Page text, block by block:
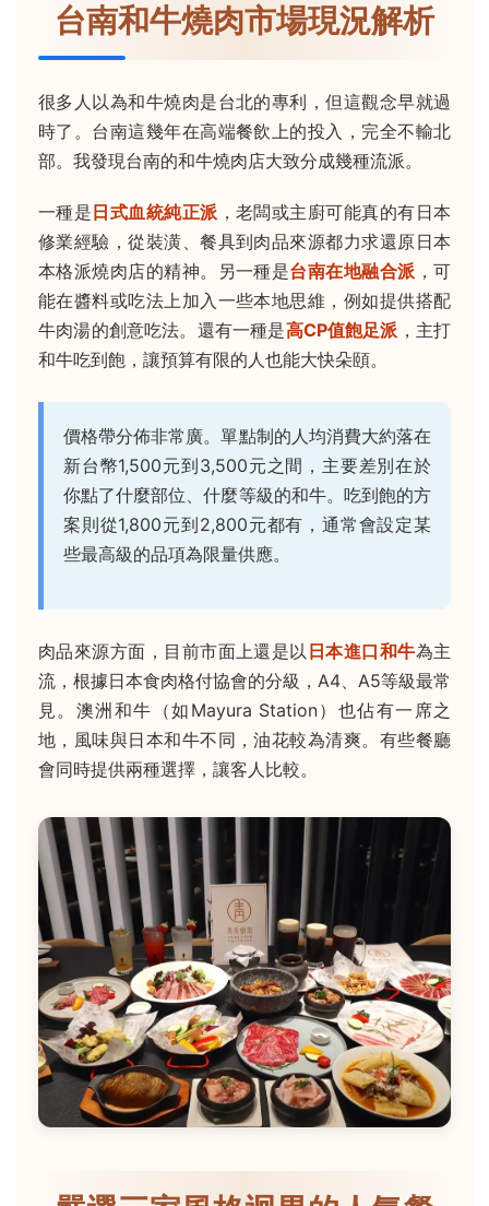
台南和牛燒肉市場現況解析
很多人以為和牛燒肉是台北的專利，但這觀念早就過
時了。台南這幾年在高端餐飲上的投入，完全不輸北
部。我發現台南的和牛燒肉店大致分成幾種流派。
一種是日式血統純正派 ，老闆或主廚可能真的有日本
修業經驗，從裝潢、餐具到肉品來源都力求還原日本
本格派燒肉店的精神。另一種是台南在地融合派 ，可
能在醬料或吃法上加入一些本地思維，例如提供搭配
牛肉湯的創意吃法。還有一種是高CP值飽足派 ，主打
和牛吃到飽，讓預算有限的人也能大快朵頤。
價格帶分佈非常廣。單點制的人均消費大約落在
新台幣1,500元到3,500元之間，主要差別在於
你點了什麼部位、什麼等級的和牛。吃到飽的方
案則從1,800元到2,800元都有，通常會設定某
些最高級的品項為限量供應。
肉品來源方面，目前市面上還是以 日本進口和牛為主
流，根據日本食肉格付協會的分級，A4、A5等級最常
見。澳洲和牛（如Mayura Station）也佔有一席之
地，風味與日本和牛不同，油花較為清爽。有些餐廳
會同時提供兩種選擇，讓客人比較。